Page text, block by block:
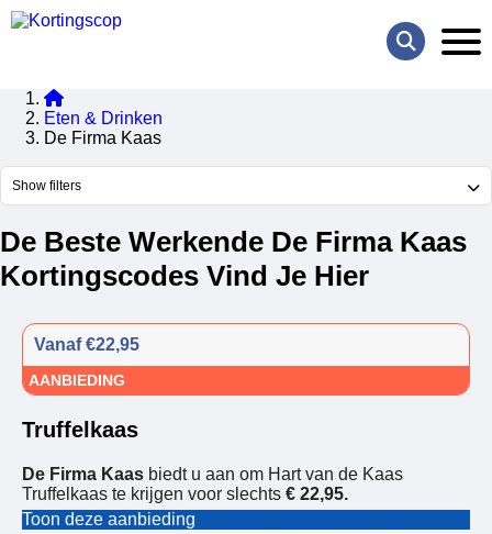
Eten & Drinken
De Firma Kaas
Show filters
De Beste Werkende De Firma Kaas
Kortingscodes Vind Je Hier
Vanaf €22,95
AANBIEDING
Truffelkaas
De Firma Kaas biedt u aan om Hart van de Kaas
Truffelkaas te krijgen voor slechts € 22,95.
Toon deze aanbieding